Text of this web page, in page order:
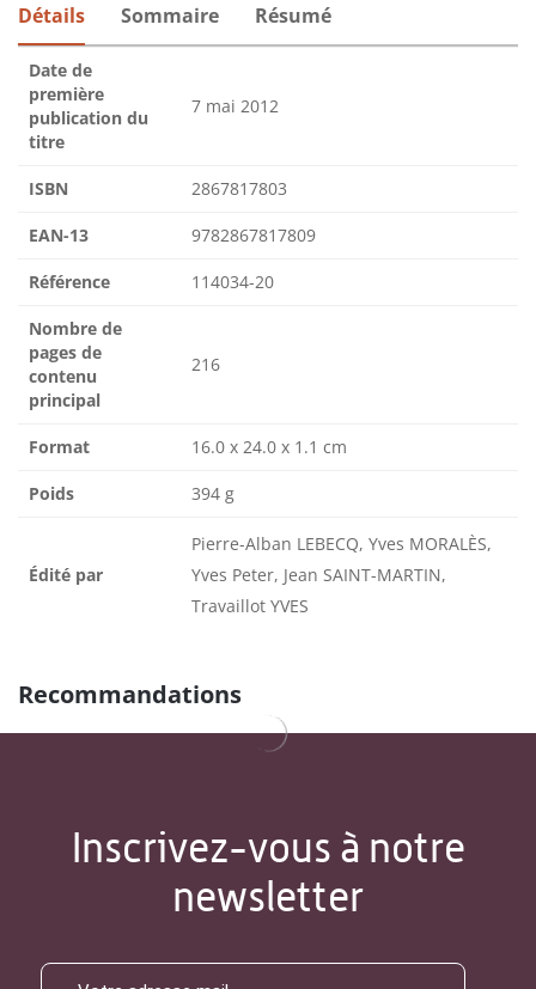
Détails Sommaire Résumé
Date de
première
publication du
titre
7 mai 2012
ISBN 2867817803
EAN-13 9782867817809
Référence 114034-20
Nombre de
pages de
contenu
principal
216
Format 16.0 x 24.0 x 1.1 cm
Poids 394 g
Édité par
Pierre-Alban LEBECQ, Yves MORALÈS,
Yves Peter, Jean SAINT-MARTIN,
Travaillot YVES
Recommandations
Inscrivez-vous à notre
newsletter